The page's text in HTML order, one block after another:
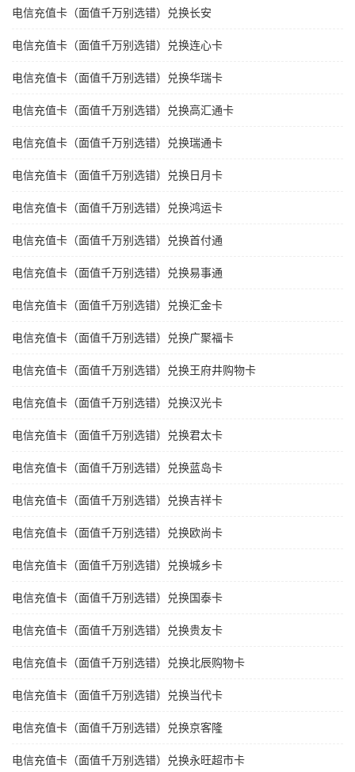
电信充值卡（面值千万别选错）兑换长安
电信充值卡（面值千万别选错）兑换连心卡
电信充值卡（面值千万别选错）兑换华瑞卡
电信充值卡（面值千万别选错）兑换高汇通卡
电信充值卡（面值千万别选错）兑换瑞通卡
电信充值卡（面值千万别选错）兑换日月卡
电信充值卡（面值千万别选错）兑换鸿运卡
电信充值卡（面值千万别选错）兑换首付通
电信充值卡（面值千万别选错）兑换易事通
电信充值卡（面值千万别选错）兑换汇金卡
电信充值卡（面值千万别选错）兑换广聚福卡
电信充值卡（面值千万别选错）兑换王府井购物卡
电信充值卡（面值千万别选错）兑换汉光卡
电信充值卡（面值千万别选错）兑换君太卡
电信充值卡（面值千万别选错）兑换蓝岛卡
电信充值卡（面值千万别选错）兑换吉祥卡
电信充值卡（面值千万别选错）兑换欧尚卡
电信充值卡（面值千万别选错）兑换城乡卡
电信充值卡（面值千万别选错）兑换国泰卡
电信充值卡（面值千万别选错）兑换贵友卡
电信充值卡（面值千万别选错）兑换北辰购物卡
电信充值卡（面值千万别选错）兑换当代卡
电信充值卡（面值千万别选错）兑换京客隆
电信充值卡（面值千万别选错）兑换永旺超市卡